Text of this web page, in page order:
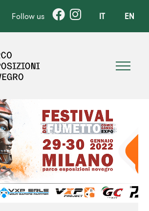
Follow us IT EN